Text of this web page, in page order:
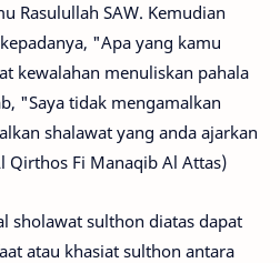
Rasulullah SAW. Kemudian
"Apa yang kamu
kewalahan menuliskan pahala
"Saya tidak mengamalkan
shalawat yang anda ajarkan
Qirthos Fi Manaqib Al Attas)
sholawat sulthon diatas dapat
atau khasiat sulthon antara